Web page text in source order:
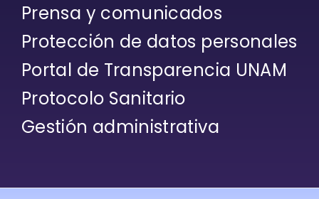
Prensa y comunicados
Protección de datos personales
Portal de Transparencia UNAM
Protocolo Sanitario
Gestión administrativa